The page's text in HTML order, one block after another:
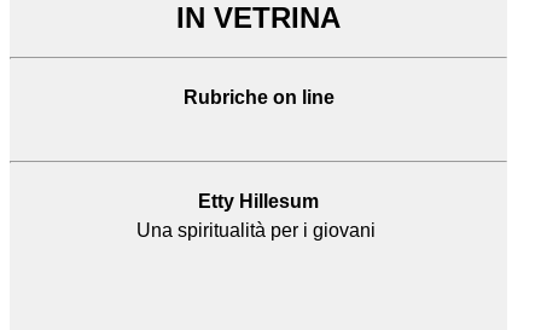
IN VETRINA
Rubriche on line
Etty Hillesum
Una spiritualità per i giovani